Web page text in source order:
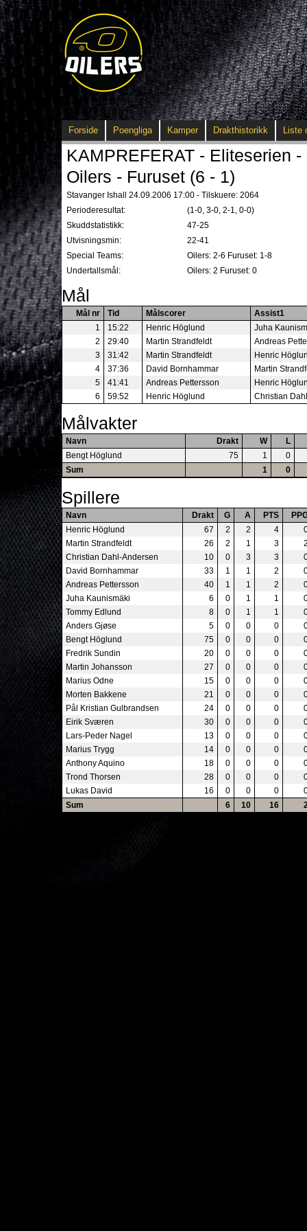
Forside Poengliga Kamper Drakthistorikk Liste
KAMPREFERAT - Eliteserien -
Oilers - Furuset (6 - 1)
Stavanger Ishall 24.09.2006 17:00 - Tilskuere: 2064
Perioderesultat:
(1-0, 3-0, 2-1, 0-0)
Skuddstatistikk:
47-25
Utvisningsmin:
22-41
Special Teams:
Oilers: 2-6 Furuset: 1-8
Undertallsmål:
Oilers: 2 Furuset: 0
Mål
Mål nr Tid Målscorer
Assist1
1
15:22 Henric Höglund
Juha
2
29:40 Martin Strandfeldt
Andreas
3
31:42 Martin Strandfeldt
Henric
4
37:36 David Bornhammar
Martin
5
41:41 Andreas Pettersson
Henric
6
59:52 Henric Höglund Christian
Målvakter
Navn Drakt W
L
Bengt Höglund
75 1
0
Sum
1 0
Spillere
Navn Drakt G A PTS
Henric Höglund
67 2 2 4
Martin Strandfeldt
26 2 1 3
Christian Dahl-Andersen
10 0 3 3
David Bornhammar
33 1 1 2
Andreas Pettersson
40 1 1 2
Juha Kaunismäki
6 0 1 1
Tommy Edlund
8 0 1 1
Anders Gjøse
5 0 0 0
Bengt Höglund
75 0 0 0
Fredrik Sundin
20 0 0 0
Martin Johansson
27 0 0 0
Marius Odne
15 0 0 0
Morten Bakkene
21 0 0 0
Pål Kristian Gulbrandsen
24 0 0 0
Eirik Sværen
30 0 0 0
Lars-Peder Nagel
13 0 0 0
Marius Trygg
14 0 0 0
Anthony Aquino
18 0 0 0
Trond Thorsen
28 0 0 0
Lukas David
16 0 0 0
Sum
6 10 16